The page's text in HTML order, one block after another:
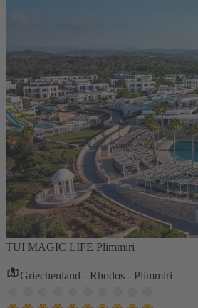
TUI MAGIC LIFE Plimmiri
Griechenland - Rhodos - Plimmiri